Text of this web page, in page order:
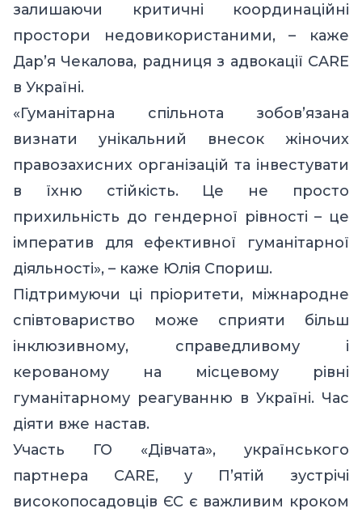
залишаючи критичні координаційні
простори недовикористаними, – каже
Дар’я Чекалова, радниця з адвокації CARE
в Україні.
«Гуманітарна спільнота зобов’язана
визнати унікальний внесок жіночих
правозахисних організацій та інвестувати
в їхню стійкість. Це не просто
прихильність до гендерної рівності – це
імператив для ефективної гуманітарної
діяльності», – каже Юлія Спориш.
Підтримуючи ці пріоритети, міжнародне
співтовариство може сприяти більш
інклюзивному, справедливому і
керованому на місцевому рівні
гуманітарному реагуванню в Україні. Час
діяти вже настав.
Участь ГО «Дівчата», українського
партнера CARE, у П’ятій зустрічі
високопосадовців ЄС є важливим кроком